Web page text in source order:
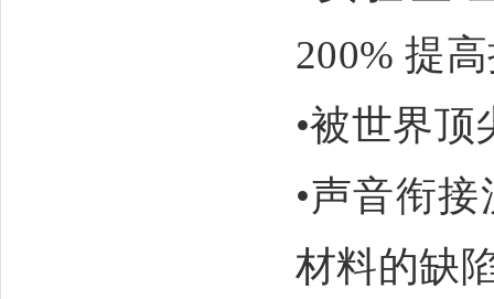
200%提
•被世界
•声音衔
材料的缺